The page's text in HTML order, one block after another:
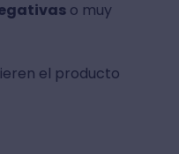
o muy
el producto